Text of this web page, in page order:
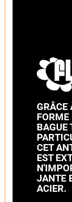
GRÂCE
FORME
BAGUE
CET
EST
JANTE
ACIER.